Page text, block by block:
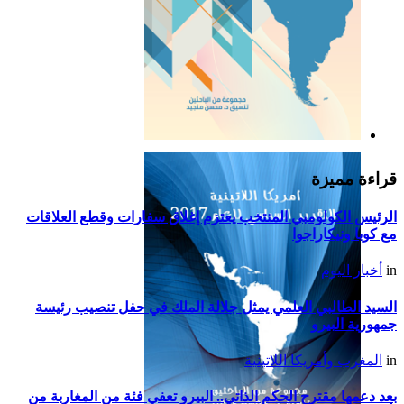
التقرير السياسي لأمريكا
اللاتينية للعام 2019
قراءة مميزة
الرئيس الكولومبي المنتخب يعتزم إغلاق سفارات وقطع العلاقات
مع كوبا ونيكاراجوا
in أخبار اليوم
السيد الطالبي العلمي يمثل جلالة الملك في حفل تنصيب رئيسة
جمهورية البيرو
in المغرب وأمريكا اللاتينية
بعد دعمها مقترح الحكم الذاتي.. البيرو تعفي فئة من المغاربة من